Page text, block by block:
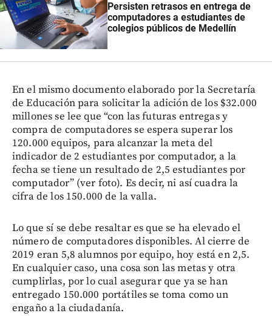
Persisten retrasos en entrega de
computadores a estudiantes de
colegios públicos de Medellín
En el mismo documento elaborado por la Secretaría
de Educación para solicitar la adición de los $32.000
millones se lee que “con las futuras entregas y
compra de computadores se espera superar los
120.000 equipos, para alcanzar la meta del
indicador de 2 estudiantes por computador, a la
fecha se tiene un resultado de 2,5 estudiantes por
computador” (ver foto). Es decir, ni así cuadra la
cifra de los 150.000 de la valla.
Lo que sí se debe resaltar es que se ha elevado el
número de computadores disponibles. Al cierre de
2019 eran 5,8 alumnos por equipo, hoy está en 2,5.
En cualquier caso, una cosa son las metas y otra
cumplirlas, por lo cual asegurar que ya se han
entregado 150.000 portátiles se toma como un
engaño a la ciudadanía.